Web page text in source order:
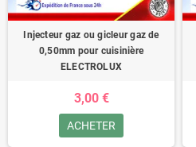
Injecteur gaz ou gicleur gaz de
0,50mm pour cuisinière
ELECTROLUX
3,00 €
ACHETER